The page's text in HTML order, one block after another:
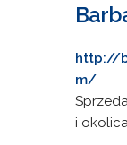
http://
m/
i